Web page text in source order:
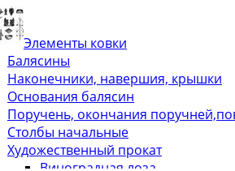
Элементы ковки
Балясины
Наконечники, навершия, крышки
Основания балясин
Поручень, окончания
Столбы начальные
Художественный прокат